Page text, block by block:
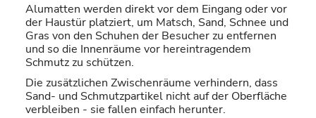
Alumatten werden direkt vor dem Eingang oder vor
der Haustür platziert, um Matsch, Sand, Schnee und
Gras von den Schuhen der Besucher zu entfernen
und so die Innenräume vor hereintragendem
Schmutz zu schützen.
Die zusätzlichen Zwischenräume verhindern, dass
Sand- und Schmutzpartikel nicht auf der Oberfläche
verbleiben - sie fallen einfach herunter.